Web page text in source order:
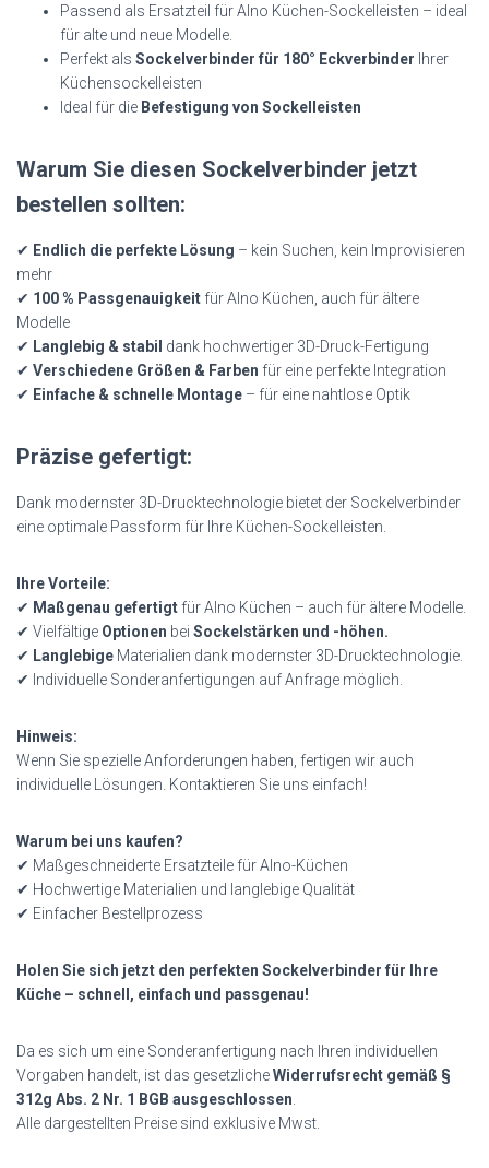
Passend als Ersatzteil für Alno Küchen-Sockelleisten – ideal
für alte und neue Modelle.
Perfekt als Sockelverbinder für 180° Eckverbinder Ihrer
Küchensockelleisten
Ideal für die Befestigung von Sockelleisten
Warum Sie diesen Sockelverbinder jetzt
bestellen sollten:
✔ Endlich die perfekte Lösung – kein Suchen, kein Improvisieren
mehr
✔ 100 % Passgenauigkeit für Alno Küchen, auch für ältere
Modelle
✔ Langlebig & stabil dank hochwertiger 3D-Druck-Fertigung
✔ Verschiedene Größen & Farben für eine perfekte Integration
✔ Einfache & schnelle Montage – für eine nahtlose Optik
Präzise gefertigt:
Dank modernster 3D-Drucktechnologie bietet der Sockelverbinder
eine optimale Passform für Ihre Küchen-Sockelleisten.
Ihre Vorteile:
✔ Maßgenau gefertigt für Alno Küchen – auch für ältere Modelle.
✔ Vielfältige Optionen bei Sockelstärken und -höhen.
✔ Langlebige Materialien dank modernster 3D-Drucktechnologie.
✔ Individuelle Sonderanfertigungen auf Anfrage möglich.
Hinweis:
Wenn Sie spezielle Anforderungen haben, fertigen wir auch
individuelle Lösungen. Kontaktieren Sie uns einfach!
Warum bei uns kaufen?
✔ Maßgeschneiderte Ersatzteile für Alno-Küchen
✔ Hochwertige Materialien und langlebige Qualität
✔ Einfacher Bestellprozess
Holen Sie sich jetzt den perfekten Sockelverbinder für Ihre
Küche – schnell, einfach und passgenau!
Da es sich um eine Sonderanfertigung nach Ihren individuellen
Vorgaben handelt, ist das gesetzlicheWiderrufsrecht gemäß §
312g Abs. 2 Nr. 1 BGB ausgeschlossen.
Alle dargestellten Preise sind exklusive Mwst.